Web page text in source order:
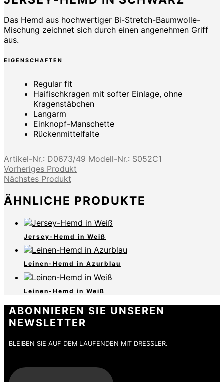
Das Hemd aus hochwertiger Bi-Stretch-Baumwolle-
Mischung zeichnet sich durch einen angenehmen Griff
aus.
EIGENSCHAFTEN
Regular fit
Haifischkragen mit softer Einlage, ohne
Kragenstäbchen
Langarm
Einknopf-Manschette
Rückenmittelfalte
Artikel-Nr.: D0673/49 Modell-Nr.: S052C1
Vorheriges Produkt
Nächstes Produkt
ÄHNLICHE PRODUKTE
Jersey-Hemd in Weiß
Leinen-Hemd in Azurblau
Leinen-Hemd in Weiß
ABONNIEREN SIE UNSEREN
NEWSLETTER
BLEIBEN SIE AUF DEM LAUFENDEN MIT DRESSLER.